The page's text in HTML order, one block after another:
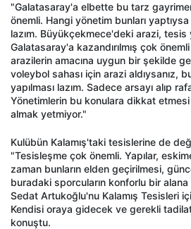
"Galatasaray'a elbette bu tarz
önemli. Hangi yönetim bunları
lazım. Büyükçekmece'deki arazi, tesis
Galatasaray'a kazandırılmış çok
arazilerin amacına uygun bir şekilde
voleybol sahası için arazi aldıysanız,
yapılması lazım. Sadece arsayı alıp
Yönetimlerin bu konulara dikkat etmesi
almak yetmiyor."
Kulübün Kalamış'taki tesislerine de
"Tesisleşme çok önemli. Yapılar,
zaman bunların elden geçirilmesi,
buradaki sporcuların konforlu bir
Sedat Artukoğlu'nu Kalamış Tesisleri
Kendisi oraya gidecek ve gerekli
konuştu.